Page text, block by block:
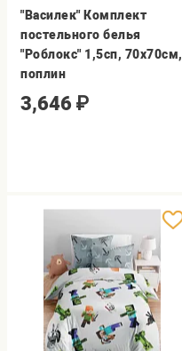
"Василек" Комплект
постельного белья
"Роблокс" 1,5сп, 70х70см,
поплин
3,646 ₽